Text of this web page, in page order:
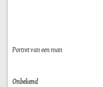
Portret van een man
Onbekend